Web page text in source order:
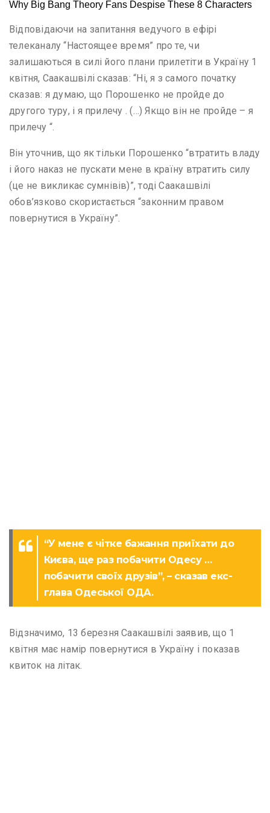
Відповідаючи на запитання ведучого в ефірі
телеканалу “Настоящее время” про те, чи
залишаються в силі його плани прилетіти в Україну 1
квітня, Саакашвілі сказав: “Ні, я з самого початку
сказав: я думаю, що Порошенко не пройде до
другого туру, і я прилечу . (…) Якщо він не пройде – я
прилечу “.
Він уточнив, що як тільки Порошенко “втратить владу
і його наказ не пускати мене в країну втратить силу
(це не викликає сумнівів)”, тоді Саакашвілі
обов’язково скористається “законним правом
повернутися в Україну”.
“У мене є чітке бажання приїхати до
Києва, ще раз побачити Одесу …
побачити своїх друзів”, – сказав екс-
глава Одеської ОДА.
Відзначимо, 13 березня Саакашвілі заявив, що 1
квітня має намір повернутися в Україну і показав
квиток на літак.